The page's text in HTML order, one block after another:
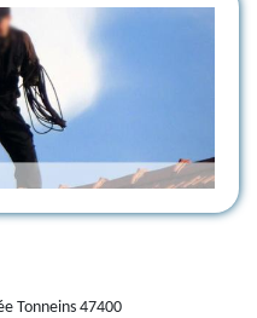
Tonneins 47400